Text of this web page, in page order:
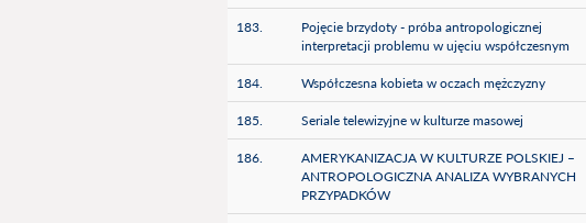
183.
Pojęcie brzydoty - próba antropologicznej
interpretacji problemu w ujęciu współczesnym
184. Współczesna kobieta w oczach mężczyzny
185. Seriale telewizyjne w kulturze masowej
186.
AMERYKANIZACJA W KULTURZE POLSKIEJ –
ANTROPOLOGICZNA ANALIZA WYBRANYCH
PRZYPADKÓW